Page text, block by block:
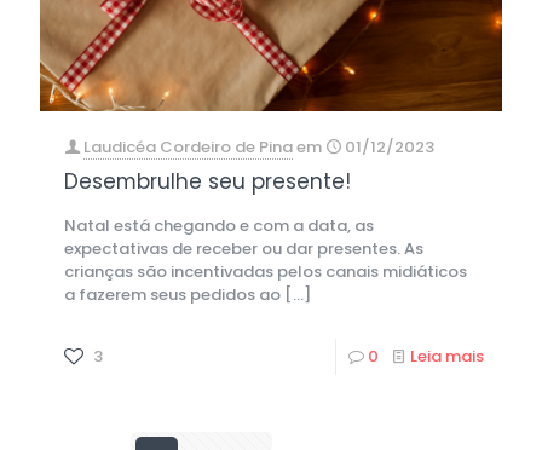
Laudicéa Cordeiro de Pinaem 01/12/2023
Desembrulhe seu presente!
Natal está chegando e com a data, as
expectativas de receber ou dar presentes. As
crianças são incentivadas pelos canais midiáticos
a fazerem seus pedidos ao […]
3 0 Leia mais